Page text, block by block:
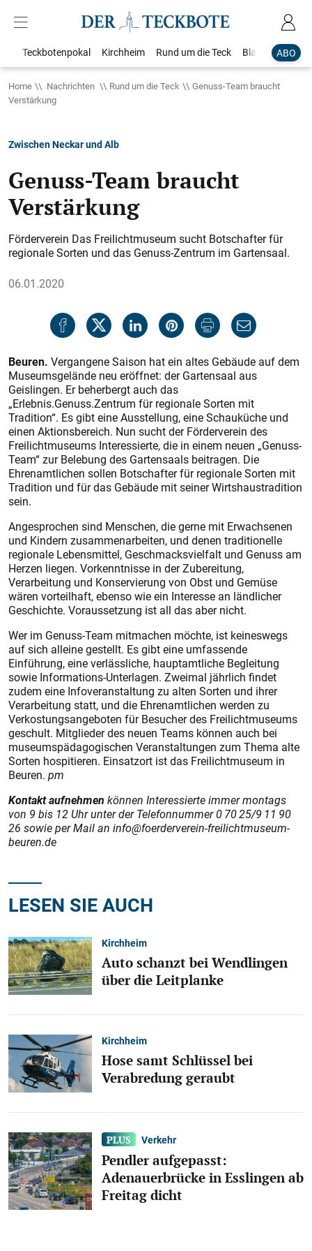
ABO
Teckbotenpokal Kirchheim Rund um die Teck Blaulicht
Home Nachrichten Rund um die Teck
Genuss-Team braucht
Verstärkung
Zwischen Neckar und Alb
Genuss-Team braucht
Verstärkung
Förderverein Das Freilichtmuseum sucht Botschafter für
regionale Sorten und das Genuss-Zentrum im Gartensaal.
06.01.2020
Beuren. Vergangene Saison hat ein altes Gebäude auf dem
Museumsgelände neu eröffnet: der Gartensaal aus
Geislingen. Er beherbergt auch das
„Erlebnis.Genuss.Zentrum für regionale Sorten mit
Tradition“. Es gibt eine Ausstellung, eine Schauküche und
einen Aktionsbereich. Nun sucht der Förderverein des
Freilichtmuseums Interessierte, die in einem neuen „Genuss-
Team“ zur Belebung des Gartensaals beitragen. Die
Ehrenamtlichen sollen Botschafter für regionale Sorten mit
Tradition und für das Gebäude mit seiner Wirtshaustradition
sein.
Angesprochen sind Menschen, die gerne mit Erwachsenen
und Kindern zusammenarbeiten, und denen traditionelle
regionale Lebensmittel, Geschmacksvielfalt und Genuss am
Herzen liegen. Vorkenntnisse in der Zubereitung,
Verarbeitung und Konservierung von Obst und Gemüse
wären vorteilhaft, ebenso wie ein Interesse an ländlicher
Geschichte. Voraussetzung ist all das aber nicht.
Wer im Genuss-Team mitmachen möchte, ist keineswegs
auf sich alleine gestellt. Es gibt eine umfassende
Einführung, eine verlässliche, hauptamtliche Begleitung
sowie Informations-Unterlagen. Zweimal jährlich findet
zudem eine Infoveranstaltung zu alten Sorten und ihrer
Verarbeitung statt, und die Ehrenamtlichen werden zu
Verkostungsangeboten für Besucher des Freilichtmuseums
geschult. Mitglieder des neuen Teams können auch bei
museums­pädagogischen Veranstaltungen zum Thema alte
Sorten hospitieren. Einsatzort ist das Freilichtmuseum in
Beuren. pm
Kontakt aufnehmen können Interessierte immer montags
von 9 bis 12 Uhr unter der Telefonnummer 0 70 25/9 11 90
26 sowie per Mail an info@foerderverein-freilichtmuseum-
beuren.de
LESEN SIE AUCH
Kirchheim
Auto schanzt bei Wendlingen
über die Leitplanke
Kirchheim
Hose samt Schlüssel bei
Verabredung geraubt
Verkehr
Pendler aufgepasst:
Adenauerbrücke in Esslingen ab
Freitag dicht